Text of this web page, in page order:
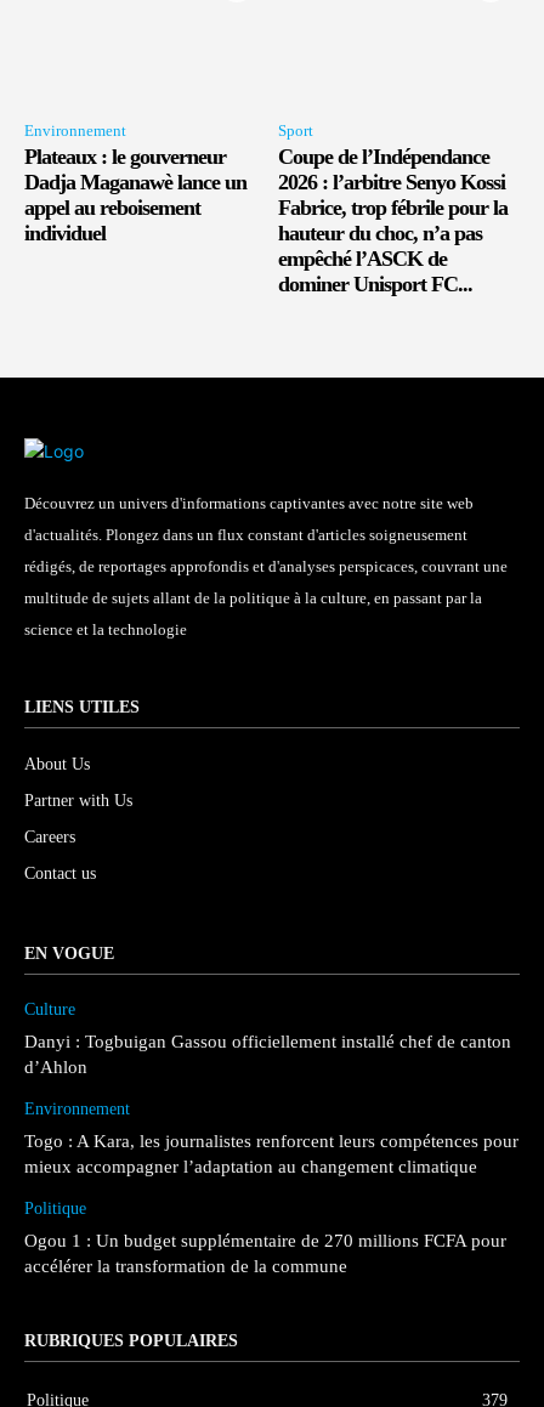
Environnement
Plateaux : le gouverneur
Dadja Maganawè lance un
appel au reboisement
individuel
Sport
Coupe de l’Indépendance
2026 : l’arbitre Senyo Kossi
Fabrice, trop fébrile pour la
hauteur du choc, n’a pas
empêché l’ASCK de
dominer Unisport FC...
Découvrez un univers d'informations captivantes avec notre site web
d'actualités. Plongez dans un flux constant d'articles soigneusement
rédigés, de reportages approfondis et d'analyses perspicaces, couvrant une
multitude de sujets allant de la politique à la culture, en passant par la
science et la technologie
LIENS UTILES
About Us
Partner with Us
Careers
Contact us
EN VOGUE
Culture
Danyi : Togbuigan Gassou officiellement installé chef de canton
d’Ahlon
Environnement
Togo : A Kara, les journalistes renforcent leurs compétences pour
mieux accompagner l’adaptation au changement climatique
Politique
Ogou 1 : Un budget supplémentaire de 270 millions FCFA pour
accélérer la transformation de la commune
RUBRIQUES POPULAIRES
Politique 379